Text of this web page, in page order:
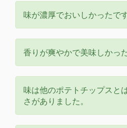
味が濃厚でおいしかったです
香りが爽やかで美味しかった
味は他のポテトチップスと
さがありました。